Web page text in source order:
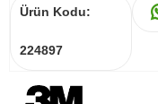
Ürün Kodu:
224897